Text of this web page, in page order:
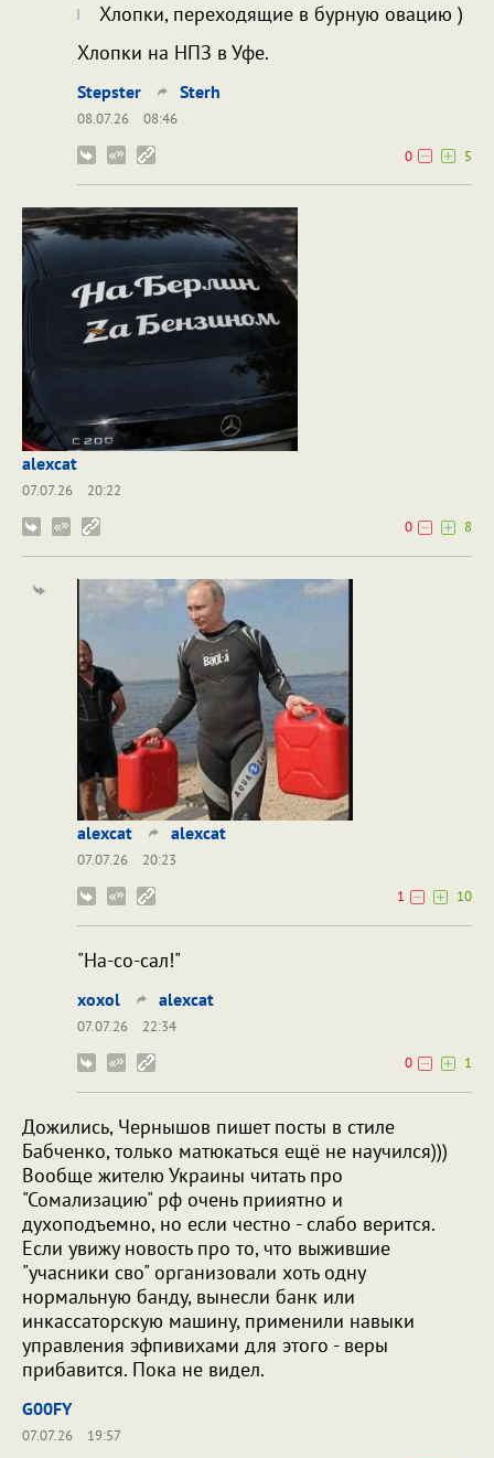
Хлопки, переходящие в бурную овацию )
Хлопки на НПЗ в Уфе.
Stepster Sterh
08.07.26
08:46
0
5
alexcat
07.07.26
20:22
0
8
alexcat alexcat
07.07.26
20:23
1
10
"На-со-сал!"
xoxol alexcat
07.07.26
22:34
0
1
Дожились, Чернышов пишет посты в стиле
Бабченко, только матюкаться ещё не научился)))
Вообще жителю Украины читать про
"Сомализацию" рф очень прииятно и
духоподъемно, но если честно - слабо верится.
Если увижу новость про то, что выжившие
"учасники сво" организовали хоть одну
нормальную банду, вынесли банк или
инкассаторскую машину, применили навыки
управления эфпивихами для этого - веры
прибавится. Пока не видел.
G00FY
07.07.26
19:57